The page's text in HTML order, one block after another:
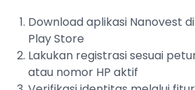
Download aplikasi Nanovest
Play Store
Lakukan registrasi sesuai
atau nomor HP aktif